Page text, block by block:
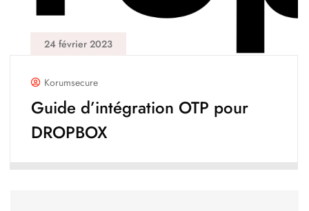
24 février 2023
Korumsecure
Guide d’intégration OTP pour
DROPBOX